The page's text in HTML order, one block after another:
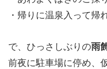
・帰りに温泉入って帰
で、ひっさしぶりの雨
前夜に駐車場に停め、